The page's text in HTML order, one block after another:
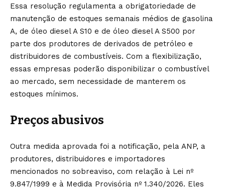
Essa resolução regulamenta a obrigatoriedade de
manutenção de estoques semanais médios de gasolina
A, de óleo diesel A S10 e de óleo diesel A S500 por
parte dos produtores de derivados de petróleo e
distribuidores de combustíveis. Com a flexibilização,
essas empresas poderão disponibilizar o combustível
ao mercado, sem necessidade de manterem os
estoques mínimos.
Preços abusivos
Outra medida aprovada foi a notificação, pela ANP, a
produtores, distribuidores e importadores
mencionados no sobreaviso, com relação à Lei nº
9.847/1999 e à Medida Provisória nº 1.340/2026. Eles